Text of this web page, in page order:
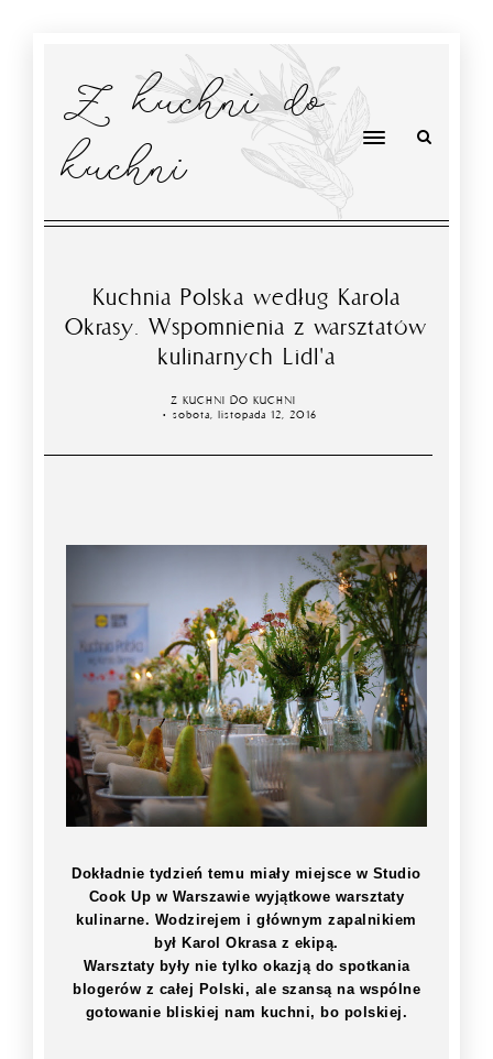
Z kuchni do
kuchni
Kuchnia Polska według Karola
Okrasy. Wspomnienia z warsztatów
kulinarnych Lidl'a
Z KUCHNI DO KUCHNI
sobota, listopada 12, 2016
Dokładnie tydzień temu miały miejsce w Studio
Cook Up w Warszawie wyjątkowe warsztaty
kulinarne. Wodzirejem i głównym zapalnikiem
był Karol Okrasa z ekipą.
Warsztaty były nie tylko okazją do spotkania
blogerów z całej Polski, ale szansą na wspólne
gotowanie bliskiej nam kuchni, bo polskiej.